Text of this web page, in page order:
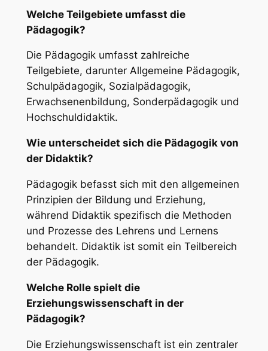
Welche Teilgebiete umfasst die
Pädagogik?
Die Pädagogik umfasst zahlreiche
Teilgebiete, darunter Allgemeine Pädagogik,
Schulpädagogik, Sozialpädagogik,
Erwachsenenbildung, Sonderpädagogik und
Hochschuldidaktik.
Wie unterscheidet sich die Pädagogik von
der Didaktik?
Pädagogik befasst sich mit den allgemeinen
Prinzipien der Bildung und Erziehung,
während Didaktik spezifisch die Methoden
und Prozesse des Lehrens und Lernens
behandelt. Didaktik ist somit ein Teilbereich
der Pädagogik.
Welche Rolle spielt die
Erziehungswissenschaft in der
Pädagogik?
Die Erziehungswissenschaft ist ein zentraler